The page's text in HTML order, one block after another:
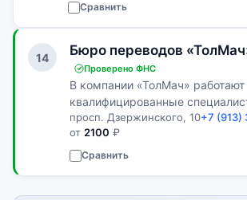
Сравнить
14 Бюро переводов
Проверено ФНС
В компании «ТолМач» работают
квалифицированные
доказавшие свою прибыль.
просп. Дзержинского, 10+7 (913)
от 2100 ₽
Сравнить